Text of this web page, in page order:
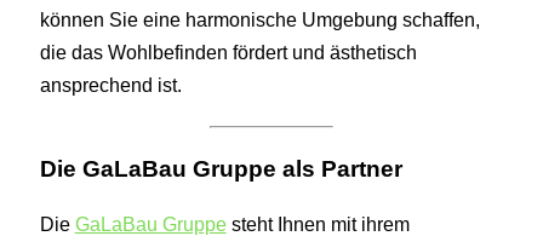
können Sie eine harmonische Umgebung schaffen,
die das Wohlbefinden fördert und ästhetisch
ansprechend ist.
Die GaLaBau Gruppe als Partner
Die GaLaBau Gruppesteht Ihnen mit ihrem